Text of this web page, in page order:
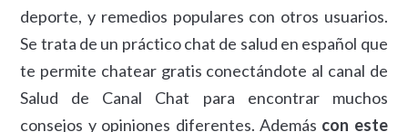
deporte, y remedios populares con otros usuarios.
Se trata de un práctico chat de salud en español que
te permite chatear gratis conectándote al canal de
Salud de Canal Chat para encontrar muchos
consejos y opiniones diferentes. Además con este